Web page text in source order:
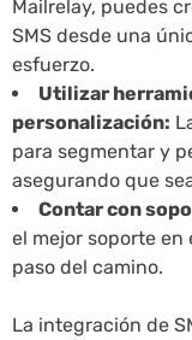
Mailrelay, puedes
SMS desde una
esfuerzo.
Utilizar
personalización:
para segmentar y
asegurando que
Contar con
el mejor soporte en
paso del camino.
La integración de